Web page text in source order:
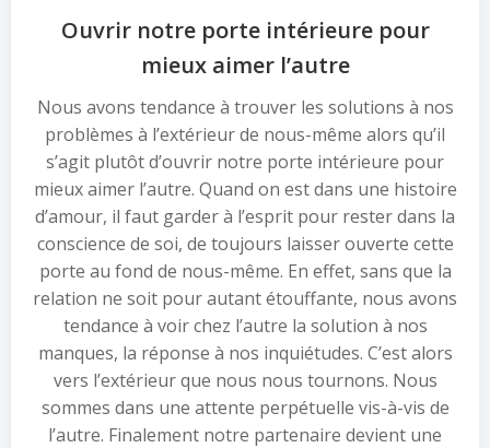
Ouvrir notre porte intérieure pour
mieux aimer l’autre
Nous avons tendance à trouver les solutions à nos
problèmes à l’extérieur de nous-même alors qu’il
s’agit plutôt d’ouvrir notre porte intérieure pour
mieux aimer l’autre. Quand on est dans une histoire
d’amour, il faut garder à l’esprit pour rester dans la
conscience de soi, de toujours laisser ouverte cette
porte au fond de nous-même. En effet, sans que la
relation ne soit pour autant étouffante, nous avons
tendance à voir chez l’autre la solution à nos
manques, la réponse à nos inquiétudes. C’est alors
vers l’extérieur que nous nous tournons. Nous
sommes dans une attente perpétuelle vis-à-vis de
l’autre. Finalement notre partenaire devient une